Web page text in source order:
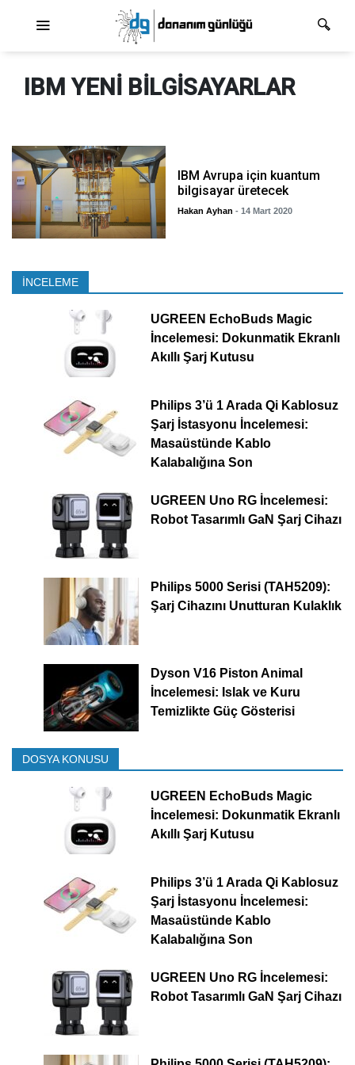
IBM YENI BILGISAYARLAR
IBM Avrupa için kuantum
bilgisayar üretecek
Hakan Ayhan - 14 Mart 2020
İNCELEME
UGREEN EchoBuds Magic
İncelemesi: Dokunmatik Ekranlı
Akıllı Şarj Kutusu
Philips 3’ü 1 Arada Qi Kablosuz
Şarj İstasyonu İncelemesi:
Masaüstünde Kablo
Kalabalığına Son
UGREEN Uno RG İncelemesi:
Robot Tasarımlı GaN Şarj Cihazı
Philips 5000 Serisi (TAH5209):
Şarj Cihazını Unutturan Kulaklık
Dyson V16 Piston Animal
İncelemesi: Islak ve Kuru
Temizlikte Güç Gösterisi
DOSYA KONUSU
UGREEN EchoBuds Magic
İncelemesi: Dokunmatik Ekranlı
Akıllı Şarj Kutusu
Philips 3’ü 1 Arada Qi Kablosuz
Şarj İstasyonu İncelemesi:
Masaüstünde Kablo
Kalabalığına Son
UGREEN Uno RG İncelemesi:
Robot Tasarımlı GaN Şarj Cihazı